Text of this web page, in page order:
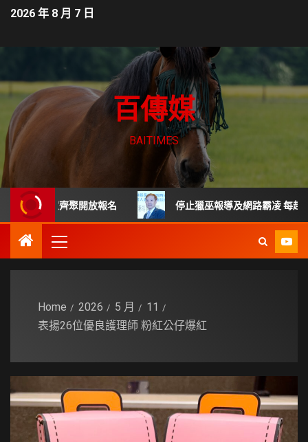
2026 年 8 月 7 日
百傳媒
BAITIMES
家齊聚開放報名 停止獵巫報導及網路霸凌 每起詐騙都是
Home 2026 5 月
11
表揚26位優良護理師 粉紅公仔爆紅